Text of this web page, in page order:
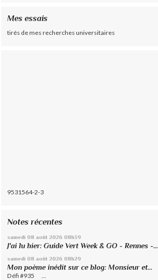
Mes essais
tirés de mes recherches universitaires
9531564-2-3
Notes récentes
samedi 08 août 2026 08h39
J'ai lu hier: Guide Vert Week & GO - Rennes -...
samedi 08 août 2026 08h29
Mon poème inédit sur ce blog: Monsieur et...
Défi #935 ...